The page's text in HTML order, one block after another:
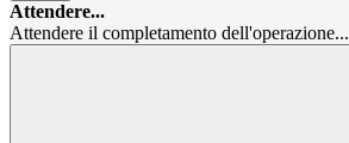
Attendere...
Attendere il completamento dell'operazione...